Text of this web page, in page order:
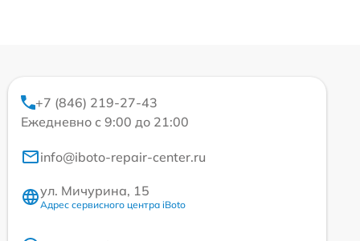
+7 (846) 219-27-43
Ежедневно с 9:00 до 21:00
info@iboto-repair-center.ru
ул. Мичурина, 15
Адрес сервисного центра iBoto